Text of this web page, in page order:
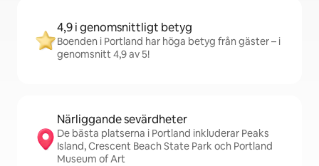
4,9 i genomsnittligt betyg
Boenden i Portland har höga betyg från gäster – i
genomsnitt 4,9 av 5!
Närliggande sevärdheter
De bästa platserna i Portland inkluderar Peaks
Island, Crescent Beach State Park och Portland
Museum of Art